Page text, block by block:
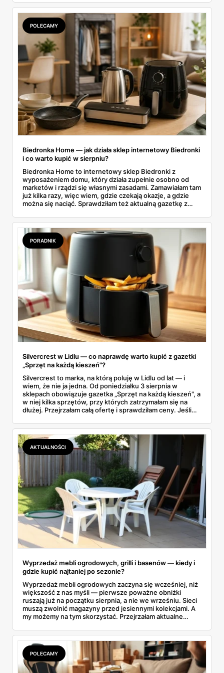
całą sobotnią gazetkę Lidla strona po stronie i wybrałam
to, co naprawdę się opłaca.
POLECAMY
Biedronka Home — jak działa sklep internetowy Biedronki
i co warto kupić w sierpniu?
Biedronka Home to internetowy sklep Biedronki z
wyposażeniem domu, który działa zupełnie osobno od
marketów i rządzi się własnymi zasadami. Zamawiałam tam
już kilka razy, więc wiem, gdzie czekają okazje, a gdzie
można się naciąć. Sprawdziłam też aktualną gazetkę z
wszystko w jednym miejscu: jak zamawiać, ile trwa zwrot,
jakie kody rabatowe działają w sierpniu i które produkty
faktycznie warto włożyć do koszyka.
PORADNIK
Silvercrest w Lidlu — co naprawdę warto kupić z gazetki
„Sprzęt na każdą kieszeń"?
Silvercrest to marka, na którą poluję w Lidlu od lat — i
wiem, że nie ja jedna. Od poniedziałku 3 sierpnia w
sklepach obowiązuje gazetka „Sprzęt na każdą kieszeń", a
w niej kilka sprzętów, przy których zatrzymałam się na
dłużej. Przejrzałam całą ofertę i sprawdziłam ceny. Jeśli
faktycznie okazja — poniżej znajdziecie odpowiedź.
Uwaga: promocja trwa tylko do 8 sierpnia.
AKTUALNOŚCI
Wyprzedaż mebli ogrodowych, grilli i basenów — kiedy i
gdzie kupić najtaniej po sezonie?
Wyprzedaż mebli ogrodowych zaczyna się wcześniej, niż
większość z nas myśli — pierwsze poważne obniżki
ruszają już na początku sierpnia, a nie we wrześniu. Sieci
muszą zwolnić magazyny przed jesiennymi kolekcjami. A
my możemy na tym skorzystać. Przejrzałam aktualne
leżaki, grille i baseny. Do tego podpowiadam, jak odróżnić
prawdziwą obniżkę od pozornej.
POLECAMY